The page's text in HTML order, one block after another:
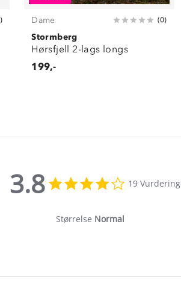
) Dame (0)
Stormberg
Hørsfjell 2-lags longs
199,-
3.8
star
19
Størrelse Normal